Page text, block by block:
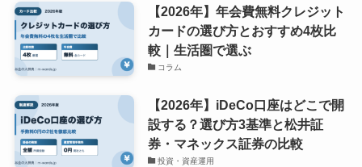
【2026年】年会費無料クレジット
カードの選び方とおすすめ4枚比
較｜生活圏で選ぶ
コラム
【2026年】iDeCo口座はどこで開
設する？選び方3基準と松井証
券・マネックス証券の比較
投資・資産運用